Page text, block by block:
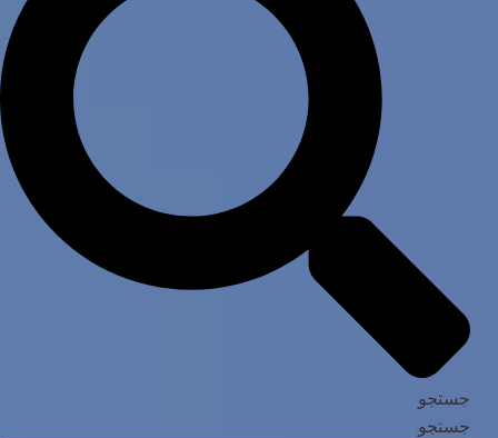
جستجو
جستجو